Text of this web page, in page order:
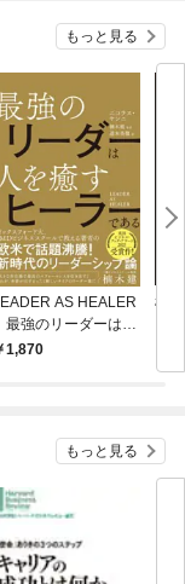
もっと見る
AS HEALER
最強のリーダーは人
癒すヒーラーである
1,870
楠
もっと見る